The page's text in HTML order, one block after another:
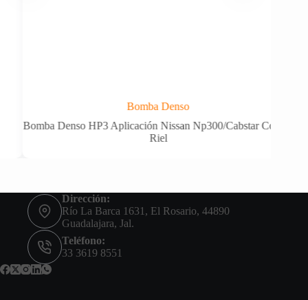
Bomba Denso
Bomba Denso HP3 Aplicación Nissan Np300/Cabstar Común
Riel
Dirección:
Río La Barca 1631, El Rosario, 44890
Guadalajara, Jal.
Teléfono:
33 3619 8551